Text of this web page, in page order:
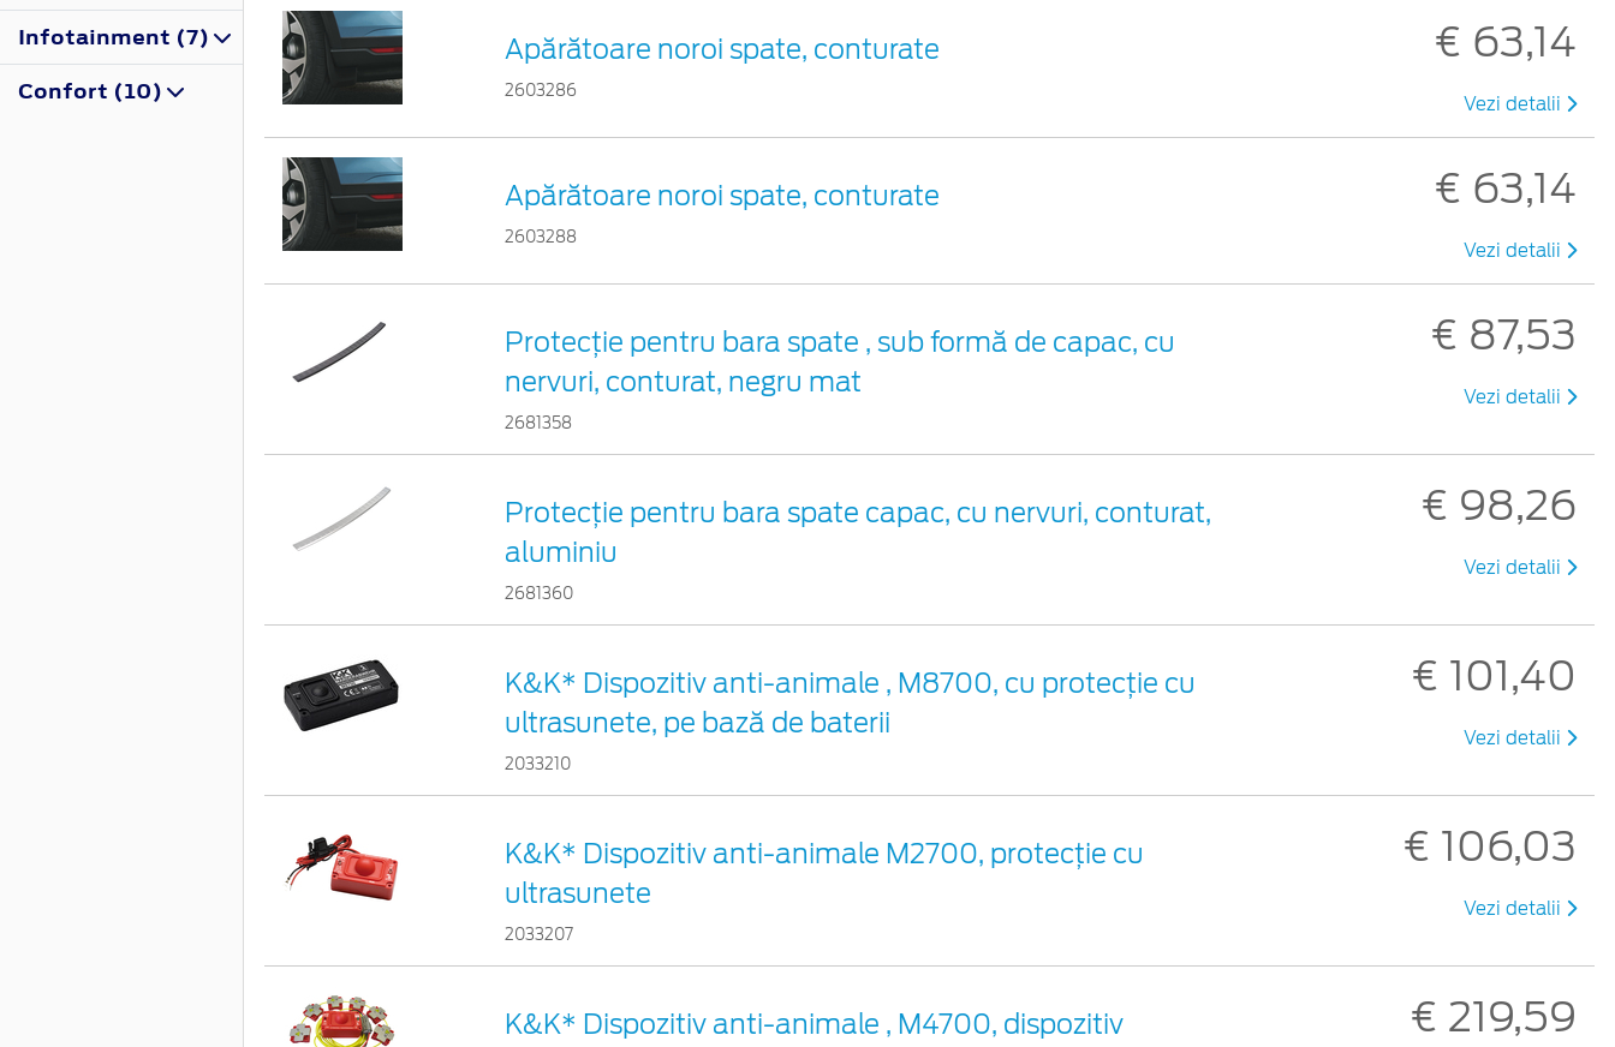
Infotainment (7)
Confort (10)
Apărătoare noroi spate, conturate
2603286
€ 63,14
Vezi detalii
Apărătoare noroi spate, conturate
2603288
€ 63,14
Vezi detalii
Protecţie pentru bara spate , sub formă de capac, cu
nervuri, conturat, negru mat
2681358
€ 87,53
Vezi detalii
Protecţie pentru bara spate capac, cu nervuri, conturat,
aluminiu
2681360
€ 98,26
Vezi detalii
K&K* Dispozitiv anti-animale , M8700, cu protecție cu
ultrasunete, pe bază de baterii
2033210
€ 101,40
Vezi detalii
K&K* Dispozitiv anti-animale M2700, protecție cu
ultrasunete
2033207
€ 106,03
Vezi detalii
K&K* Dispozitiv anti-animale , M4700, dispozitiv
€ 219,59